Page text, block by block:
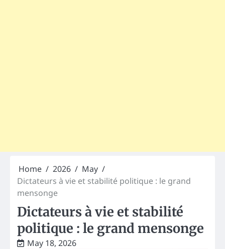
Home 2026
May
Dictateurs à vie et stabilité politique : le grand
mensonge
Dictateurs à vie et stabilité
politique : le grand mensonge
May 18, 2026